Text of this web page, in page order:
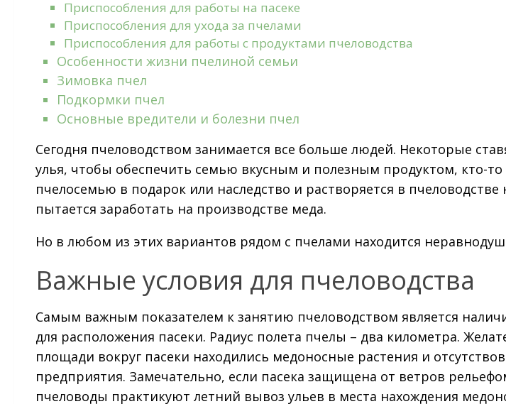
Приспособления для работы на пасеке
Приспособления для ухода за пчелами
Приспособления для работы с продуктами пчеловодства
Особенности жизни пчелиной семьи
Зимовка пчел
Подкормки пчел
Основные вредители и болезни пчел
Сегодня пчеловодством занимается все больше людей. Некоторые
улья, чтобы обеспечить семью вкусным и полезным продуктом, кто-то
пчелосемью в подарок или наследство и растворяется в
пытается заработать на производстве меда.
Но в любом из этих вариантов рядом с пчелами находится
Важные условия для пчеловодства
Самым важным показателем к занятию пчеловодством является
для расположения пасеки. Радиус полета пчелы – два километра.
площади вокруг пасеки находились медоносные растения и
предприятия. Замечательно, если пасека защищена от ветров
пчеловоды практикуют летний вывоз ульев в места нахождения